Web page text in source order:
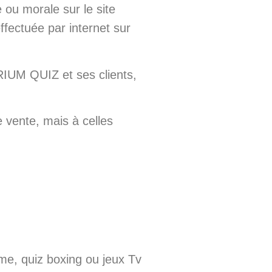
ou morale sur le site
par internet sur
QUIZ et ses clients,
vente, mais à celles
quiz boxing ou jeux Tv